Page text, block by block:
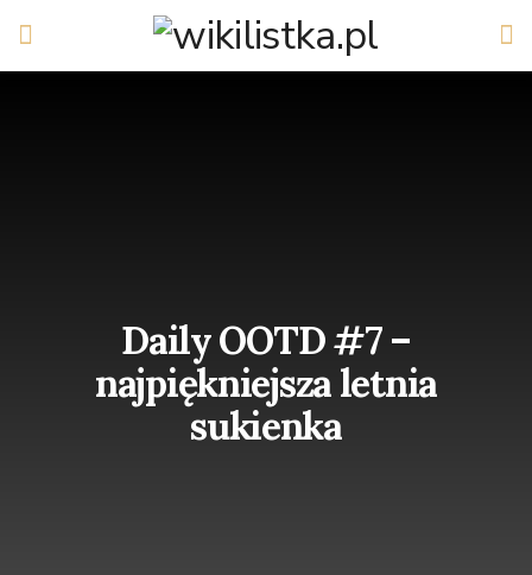
Daily OOTD #7 –
najpiękniejsza letnia
sukienka